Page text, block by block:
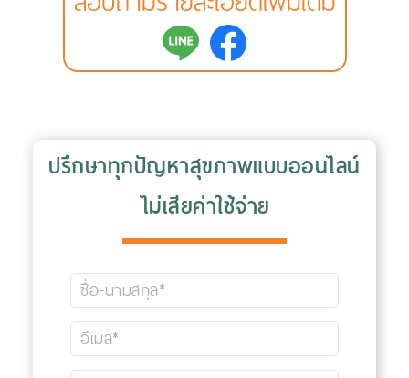
ปรึกษาทุกปัญหาสุขภาพแบบออนไลน์
ไม่เสียค่าใช้จ่าย